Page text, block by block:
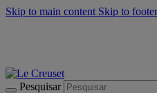
Skip to main content Skip to
Pesquisar